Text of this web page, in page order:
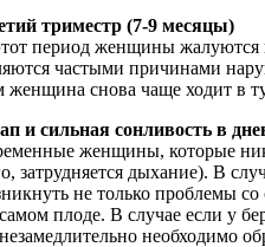
триместр (7-9 месяцы)
период женщины жалуются
частыми причинами
женщина снова чаще ходит в
и сильная сонливость в
женщины, которые
затрудняется дыхание). В
не только проблемы
плоде. В случае если у
необходимо